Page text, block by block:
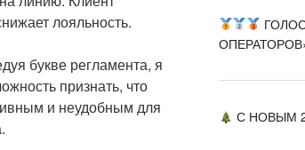
лояльность.
букве регламента, я
признать, что
и неудобным для
С НОВЫМ